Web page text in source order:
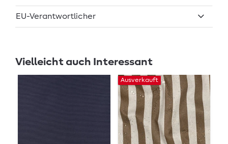
EU-Verantwortlicher
Vielleicht auch Interessant
Ausverkauft